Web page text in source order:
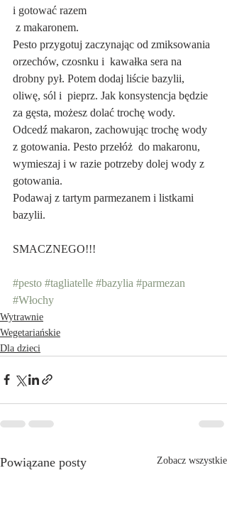
i gotować razem
z makaronem.
Pesto przygotuj zaczynając od zmiksowania
orzechów, czosnku i  kawałka sera na
drobny pył. Potem dodaj liście bazylii,
oliwę, sól i  pieprz. Jak konsystencja będzie
za gęsta, możesz dolać trochę wody.
Odcedź makaron, zachowując trochę wody
z gotowania. Pesto przełóż  do makaronu,
wymieszaj i w razie potrzeby dolej wody z
gotowania.
Podawaj z tartym parmezanem i listkami
bazylii.
SMACZNEGO!!!
#pesto #tagliatelle #bazylia #parmezan
#Włochy
Wytrawnie
Wegetariańskie
Dla dzieci
Powiązane posty Zobacz wszystkie